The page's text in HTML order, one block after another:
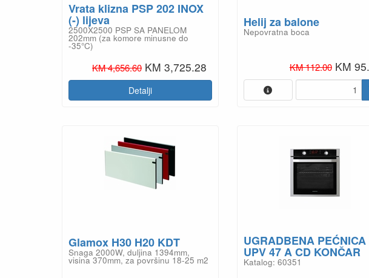
Glamox H30 H20 KDT
Snaga 2000W, duljina 1394mm,
visina 370mm, za površinu 18-25 m2
Detalji
UGRADBENA PEĆNICA
UPV 47 A CD KONČAR
Katalog: 60351
Detalji